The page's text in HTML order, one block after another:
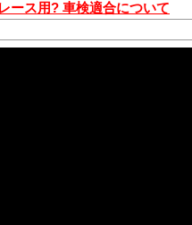
ース用? 車検適合について